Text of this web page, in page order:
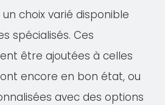
choix varié disponible
spécialisés. Ces
être ajoutées à celles
encore en bon état, ou
avec des options